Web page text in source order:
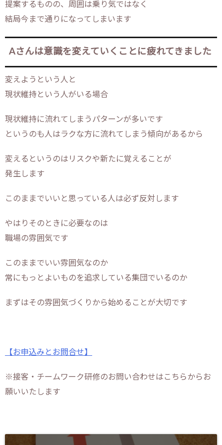
提案するものの、周囲は乗り気ではなく
結局今まで通りになってしまいます
Aさんは意識を変えていくことに疲れてきました
変えようという人と
現状維持という人がいる場合
現状維持に流れてしまうパターンが多いです
というのも人はラクな方に流れてしまう傾向があるから
変えるというのはリスクや新たに覚えることが
発生します
このままでいいと思っている人は必ず反対します
やはりそのときに必要なのは
職場の雰囲気です
このままでいい雰囲気なのか
常にもっとよいものを追求している集団でいるのか
まずはその雰囲気づくりから始めることが大切です
【お申込みとお問合せ】
※接客・チームワーク研修のお問い合わせはこちらからお
願いいたします